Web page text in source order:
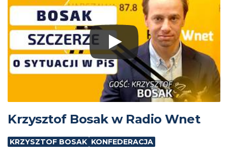
Krzysztof Bosak w Radio Wnet
KRZYSZTOF BOSAK KONFEDERACJA